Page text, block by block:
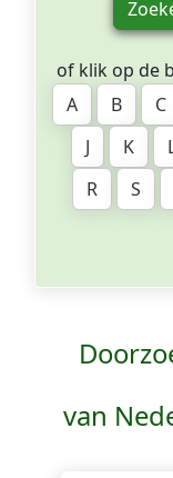
of klik op de
A
B C
J
K
R
S
van